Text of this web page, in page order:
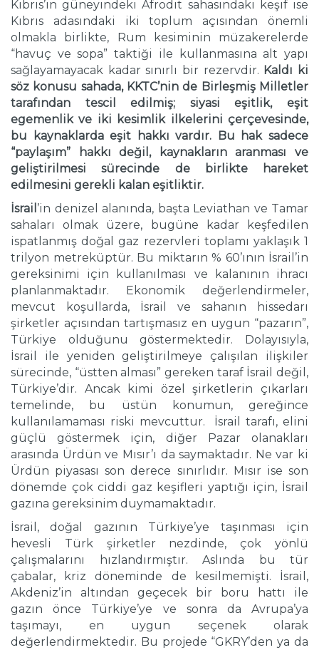
Kıbrıs’ın güneyindeki Afrodit sahasındaki keşif ise
Kıbrıs adasındaki iki toplum açısından önemli
olmakla birlikte, Rum kesiminin müzakerelerde
“havuç ve sopa” taktiği ile kullanmasına alt yapı
sağlayamayacak kadar sınırlı bir rezervdir. Kaldı ki
söz konusu sahada, KKTC’nin de Birleşmiş Milletler
tarafından tescil edilmiş; siyasi eşitlik, eşit
egemenlik ve iki kesimlik ilkelerini çerçevesinde,
bu kaynaklarda eşit hakkı vardır.
Bu hak sadece
“paylaşım” hakkı değil, kaynakların aranması ve
geliştirilmesi sürecinde de birlikte hareket
edilmesini gerekli kalan eşitliktir.
İsrail ’in denizel alanında, başta Leviathan ve Tamar
sahaları olmak üzere, bugüne kadar keşfedilen
ispatlanmış doğal gaz rezervleri toplamı yaklaşık 1
trilyon metreküptür. Bu miktarın % 60’ının İsrail’in
gereksinimi için kullanılması ve kalanının ihracı
planlanmaktadır. Ekonomik değerlendirmeler,
mevcut koşullarda, İsrail ve sahanın hissedarı
şirketler açısından tartışmasız en uygun “pazarın”,
Türkiye olduğunu göstermektedir. Dolayısıyla,
İsrail ile yeniden geliştirilmeye çalışılan ilişkiler
sürecinde, “üstten alması” gereken taraf İsrail değil,
Türkiye’dir. Ancak kimi özel şirketlerin çıkarları
temelinde, bu üstün konumun, gereğince
kullanılamaması riski mevcuttur. İsrail tarafı, elini
güçlü göstermek için, diğer Pazar olanakları
arasında Ürdün ve Mısır’ı da saymaktadır. Ne var ki
Ürdün piyasası son derece sınırlıdır. Mısır ise son
dönemde çok ciddi gaz keşifleri yaptığı için, İsrail
gazına gereksinim duymamaktadır.
İsrail, doğal gazının Türkiye’ye taşınması için
hevesli Türk şirketler nezdinde, çok yönlü
çalışmalarını hızlandırmıştır. Aslında bu tür
çabalar, kriz döneminde de kesilmemişti. İsrail,
Akdeniz’in altından geçecek bir boru hattı ile
gazın önce Türkiye’ye ve sonra da Avrupa’ya
taşımayı, en uygun seçenek olarak
değerlendirmektedir. Bu projede “GKRY’den ya da